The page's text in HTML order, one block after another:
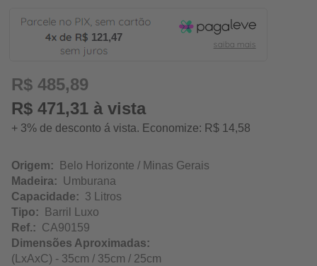
121,47
R$ 485,89
R$ 471,31 à vista
+ 3% de desconto á vista. Economize: R$ 14,58
Origem: Belo Horizonte / Minas Gerais
Madeira: Umburana
Capacidade: 3 Litros
Tipo: Barril Luxo
Ref.: CA90159
Dimensões Aproximadas:
(LxAxC) - 35cm / 35cm / 25cm